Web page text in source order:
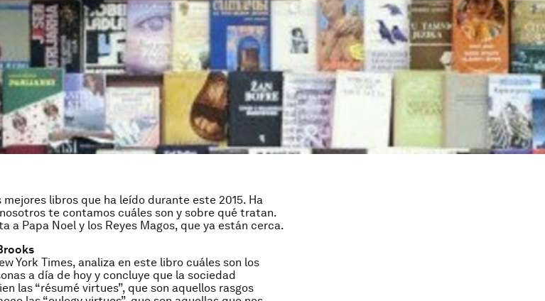
libros que ha leído durante este 2015. Ha
te contamos cuáles son y sobre qué tratan.
a Papa Noel y los Reyes Magos, que ya están cerca.
York Times, analiza en este libro cuáles son los
a día de hoy y concluye que la sociedad
las “résumé virtues”, que son aquellos rasgos